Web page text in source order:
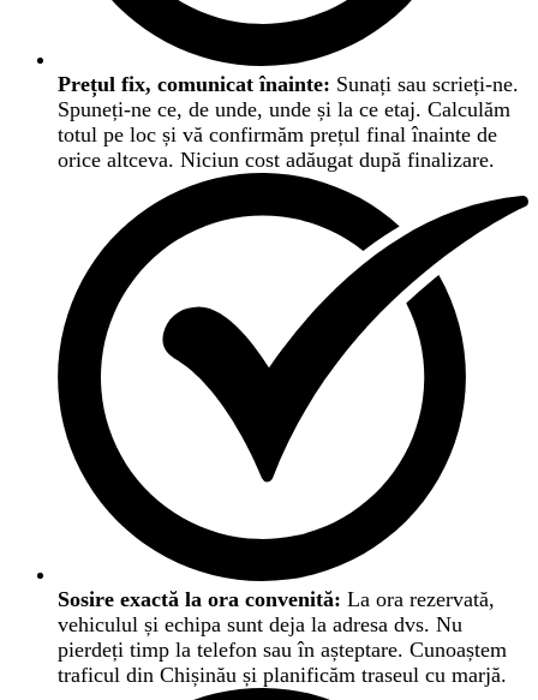
Prețul fix, comunicat înainte: Sunați sau scrieți-ne.
Spuneți-ne ce, de unde, unde și la ce etaj. Calculăm
totul pe loc și vă confirmăm prețul final înainte de
orice altceva. Niciun cost adăugat după finalizare.
Sosire exactă la ora convenită: La ora rezervată,
vehiculul și echipa sunt deja la adresa dvs. Nu
pierdeți timp la telefon sau în așteptare. Cunoaștem
traficul din Chișinău și planificăm traseul cu marjă.